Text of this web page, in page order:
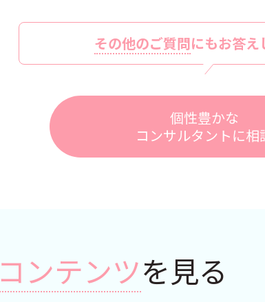
その他のご質問にもお答え
個性豊かな
コンサルタントに相
コンテンツを見る